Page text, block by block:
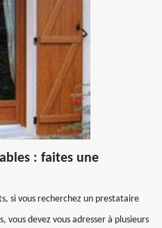
: faites une
si vous recherchez un prestataire
vous devez vous adresser à plusieurs